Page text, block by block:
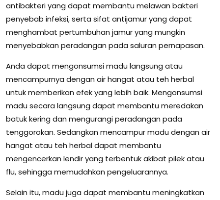
antibakteri yang dapat membantu melawan bakteri
penyebab infeksi, serta sifat antijamur yang dapat
menghambat pertumbuhan jamur yang mungkin
menyebabkan peradangan pada saluran pernapasan.
Anda dapat mengonsumsi madu langsung atau
mencampurnya dengan air hangat atau teh herbal
untuk memberikan efek yang lebih baik. Mengonsumsi
madu secara langsung dapat membantu meredakan
batuk kering dan mengurangi peradangan pada
tenggorokan. Sedangkan mencampur madu dengan air
hangat atau teh herbal dapat membantu
mengencerkan lendir yang terbentuk akibat pilek atau
flu, sehingga memudahkan pengeluarannya.
Selain itu, madu juga dapat membantu meningkatkan